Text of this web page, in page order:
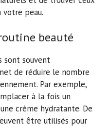
votre peau.
beauté
sont souvent
de réduire le nombre
Par exemple,
à la fois un
crème hydratante. De
être utilisés pour